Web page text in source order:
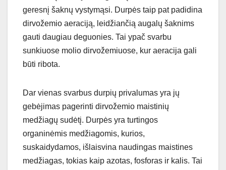
geresnį šaknų vystymąsi. Durpės taip pat padidina
dirvožemio aeraciją, leidžiančią augalų šaknims
gauti daugiau deguonies. Tai ypač svarbu
sunkiuose molio dirvožemiuose, kur aeracija gali
būti ribota.
Dar vienas svarbus durpių privalumas yra jų
gebėjimas pagerinti dirvožemio maistinių
medžiagų sudėtį. Durpės yra turtingos
organinėmis medžiagomis, kurios,
suskaidydamos, išlaisvina naudingas maistines
medžiagas, tokias kaip azotas, fosforas ir kalis. Tai